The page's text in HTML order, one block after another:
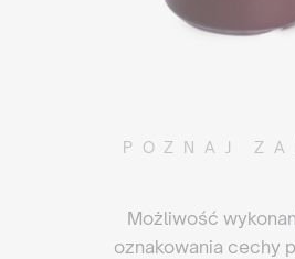
POZNAJ
Możliwość
oznakowania cechy